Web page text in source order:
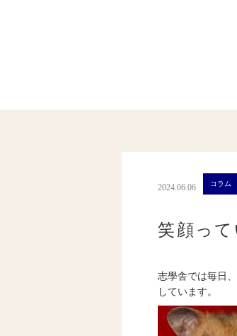
2024.06.06 コラム
笑顔っ
志學舎では毎日
しています。